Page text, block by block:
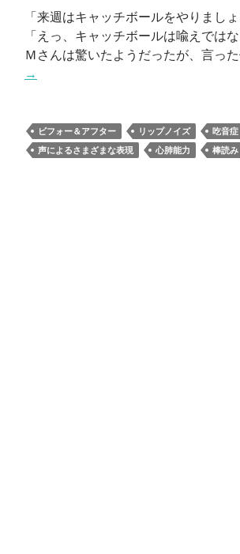
「来週はキャッチボールをやりまし
「えっ、キャッチボールは喩えでは
Ｍさんは驚いたようだったが、言っ
→
ビフォー＆アフター リップノイズ 吃音症
声によるさまざまな表現
心肺能力 棒読み